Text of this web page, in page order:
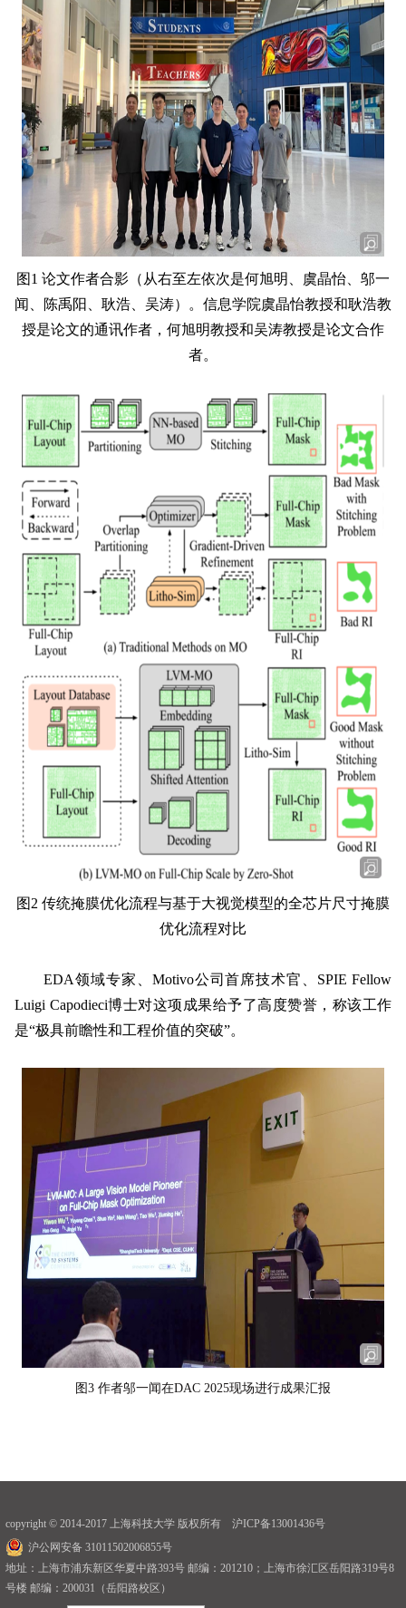
图1 论文作者合影（从右至左依次是何旭明、虞晶怡、邬一
闻、陈禹阳、耿浩、吴涛）。信息学院虞晶怡教授和耿浩教
授是论文的通讯作者，何旭明教授和吴涛教授是论文合作
者。
图2 传统掩膜优化流程与基于大视觉模型的全芯片尺寸掩膜
优化流程对比
EDA领域专家、Motivo公司首席技术官、SPIE Fellow
Luigi Capodieci博士对这项成果给予了高度赞誉，称该工作
是“极具前瞻性和工程价值的突破”。
图3 作者邬一闻在DAC 2025现场进行成果汇报
copyright © 2014-2017 上海科技大学 版权所有 沪ICP备13001436号
沪公网安备 31011502006855号
地址：上海市浦东新区华夏中路393号 邮编：201210；上海市徐汇区岳阳路319号8
号楼 邮编：200031（岳阳路校区）